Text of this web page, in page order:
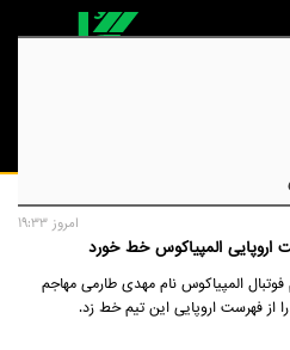
اروپایی المپیاکوس خط خورد
امروز 19:33
فوتبال المپیاکوس نام مهدی طارمی مهاجم
از فهرست اروپایی این تیم خط زد.